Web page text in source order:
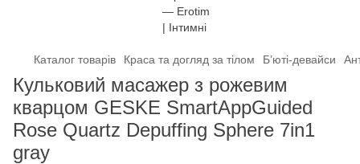
Каталог товарів Краса та догляд за тілом Б’юті-девайси
Кульковий масажер з рожевим
кварцом GESKE SmartAppGuided
Rose Quartz Depuffing Sphere 7in1
gray